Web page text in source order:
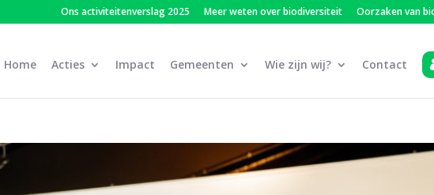
Ons activiteitenverslag 2025 Meer weten over biodiversiteit Oorzaken van
Home Acties Impact Gemeenten Wie zijn wij? Contact